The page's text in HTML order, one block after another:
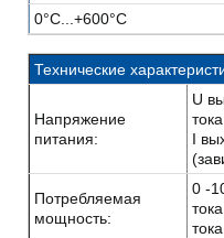
0°C...+600°C
Технические
Напряжение
питания:
U
I
Потребляемая
мощность:
0 -
тока